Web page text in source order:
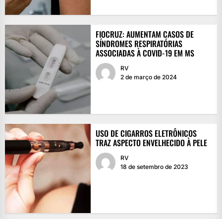
FIOCRUZ: AUMENTAM CASOS DE
SÍNDROMES RESPIRATÓRIAS
ASSOCIADAS À COVID-19 EM MS
RV
2 de março de 2024
USO DE CIGARROS ELETRÔNICOS
TRAZ ASPECTO ENVELHECIDO À PELE
RV
18 de setembro de 2023